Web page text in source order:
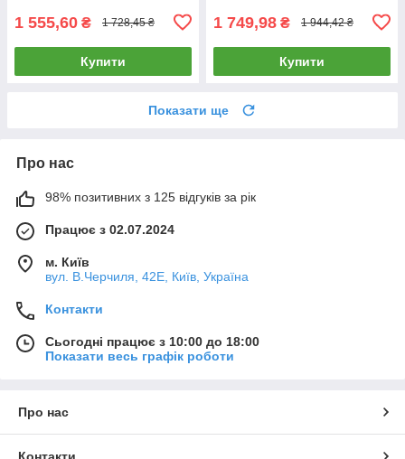
1 555,60 ₴ 1 728,45 ₴
Купити
1 749,98 ₴ 1 944,42 ₴
Купити
Показати ще
Про нас
98% позитивних з 125 відгуків за рік
Працює з 02.07.2024
м. Київ
вул. В.Черчиля, 42Е, Київ, Україна
Контакти
Сьогодні працює з 10:00 до 18:00
Показати весь графік роботи
Про нас